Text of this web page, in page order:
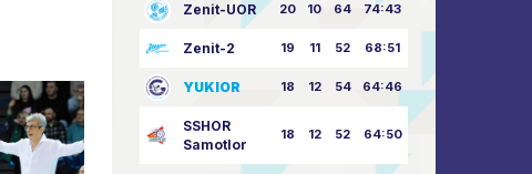
Zenit-UOR 20 10 64 74:43
Zenit-2 19 11 52 68:51
YUKIOR 18 12 54 64:46
SSHOR
Samotlor
18 12 52 64:50